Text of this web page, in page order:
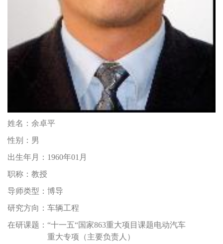
姓名： 余卓平
性别： 男
出生年月： 1960年01月
职称： 教授
导师类型： 博导
研究方向： 车辆工程
在研课题： “十一五“国家863重大项目课题电动汽车
重大专项（主要负责人）